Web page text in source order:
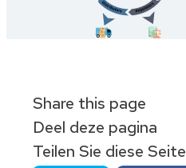
Share this page
Deel deze pagina
Teilen Sie diese Seite